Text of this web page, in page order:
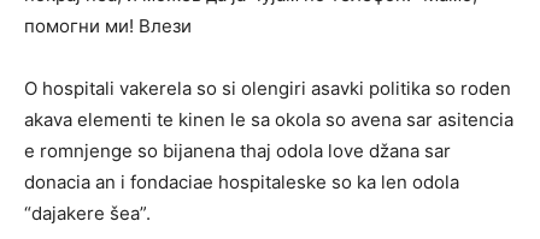
помогни ми! Влези
O hospitali vakerela so si olengiri asavki politika so roden
akava elementi te kinen le sa okola so avena sar asitencia
e romnjenge so bijanena thaj odola love džana sar
donacia an i fondaciae hospitaleske so ka len odola
“dajakere šea”.